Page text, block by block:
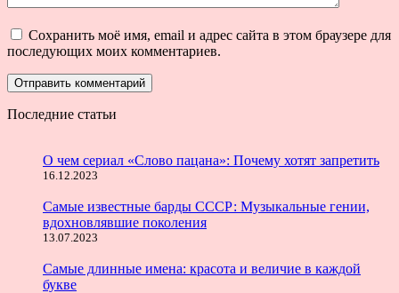
Сохранить моё имя, email и адрес сайта в этом браузере для
последующих моих комментариев.
Последние статьи
О чем сериал «Слово пацана»: Почему хотят запретить
16.12.2023
Самые известные барды СССР: Музыкальные гении,
вдохновлявшие поколения
13.07.2023
Самые длинные имена: красота и величие в каждой
букве